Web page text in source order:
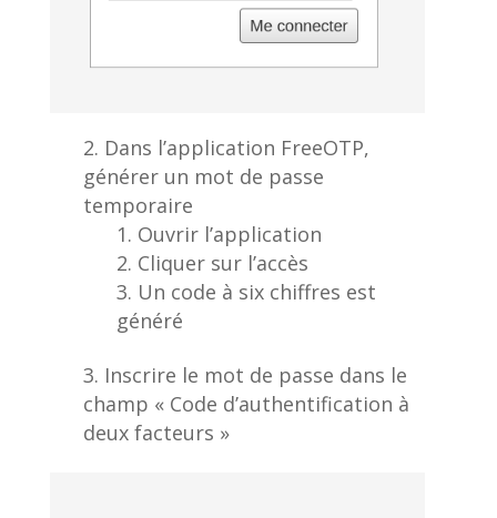
Dans l’application FreeOTP,
générer un mot de passe
temporaire
Ouvrir l’application
Cliquer sur l’accès
Un code à six chiffres est
généré
Inscrire le mot de passe dans le
champ « Code d’authentification à
deux facteurs »